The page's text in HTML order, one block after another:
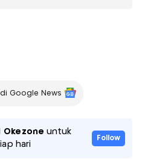
Google News
Okezone untuk
hari
Follow